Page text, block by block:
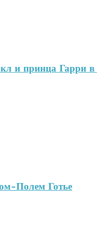
и принца Гарри
Полем Готье